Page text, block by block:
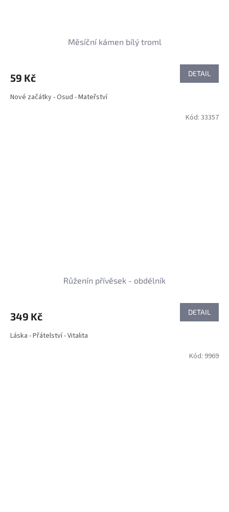
Měsíční kámen bílý troml
59 Kč DETAIL
Nové začátky - Osud - Mateřství
Růženín přívěsek - obdélník
349 Kč DETAIL
Láska - Přátelství - Vitalita
Kód: 33357
Kód: 9969